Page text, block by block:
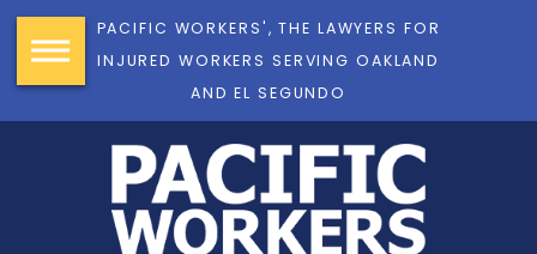
PACIFIC WORKERS', THE LAWYERS FOR
INJURED WORKERS SERVING OAKLAND
AND EL SEGUNDO